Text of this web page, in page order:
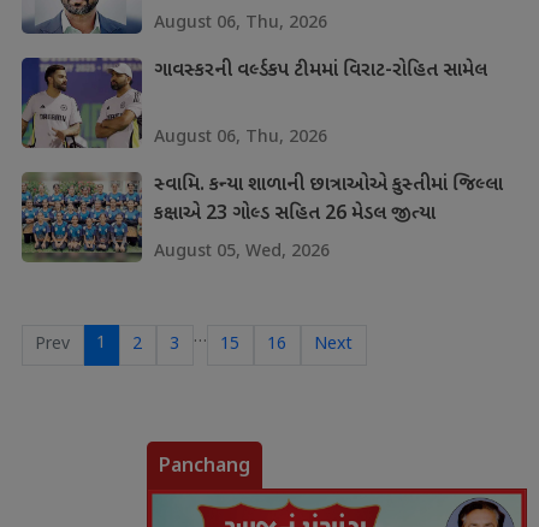
August 06, Thu, 2026
ગાવસ્કરની વર્લ્ડકપ ટીમમાં વિરાટ-રોહિત સામેલ
August 06, Thu, 2026
સ્વામિ. કન્યા શાળાની છાત્રાઓએ કુસ્તીમાં જિલ્લા
કક્ષાએ 23 ગોલ્ડ સહિત 26 મેડલ જીત્યા
August 05, Wed, 2026
Prev 1 2 3 … 15 16 Next
Panchang